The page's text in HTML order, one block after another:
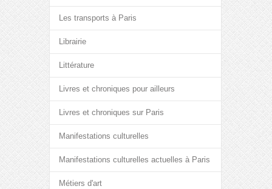
Les transports à Paris
Librairie
Littérature
Livres et chroniques pour ailleurs
Livres et chroniques sur Paris
Manifestations culturelles
Manifestations culturelles actuelles à Paris
Métiers d'art